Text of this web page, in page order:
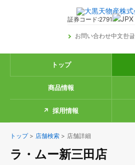
証券コード:2791
お問い合わせ中文한글
トップ
商品情報
採用情報
トップ> 店舗検索 > 店舗詳細
ラ・ムー新三田店